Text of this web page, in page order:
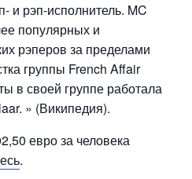
и рэп-исполнитель. MC
популярных и
рэперов за пределами
группы French Affair
в своей группе работала
» (Википедия).
евро за человека
.